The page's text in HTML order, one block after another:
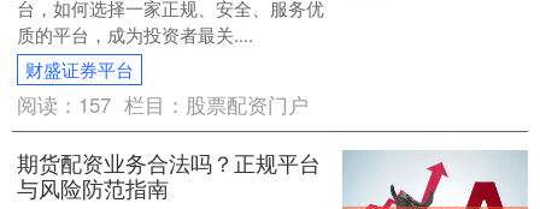
台，如何选择一家正规、安全、服务优
质的平台，成为投资者最关....
财盛证券平台
阅读： 157 栏目： 股票配资门户
期货配资业务合法吗？正规平台
与风险防范指南